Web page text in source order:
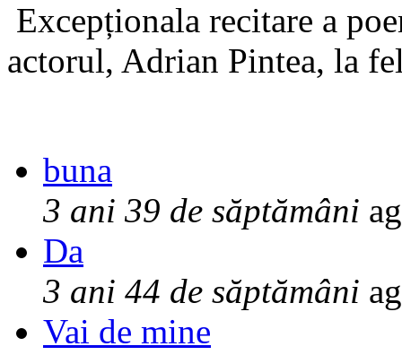
Excepționala recitare a
actorul, Adrian Pintea, la
buna
3 ani 39 de săptămâni
Da
3 ani 44 de săptămâni
Vai de mine